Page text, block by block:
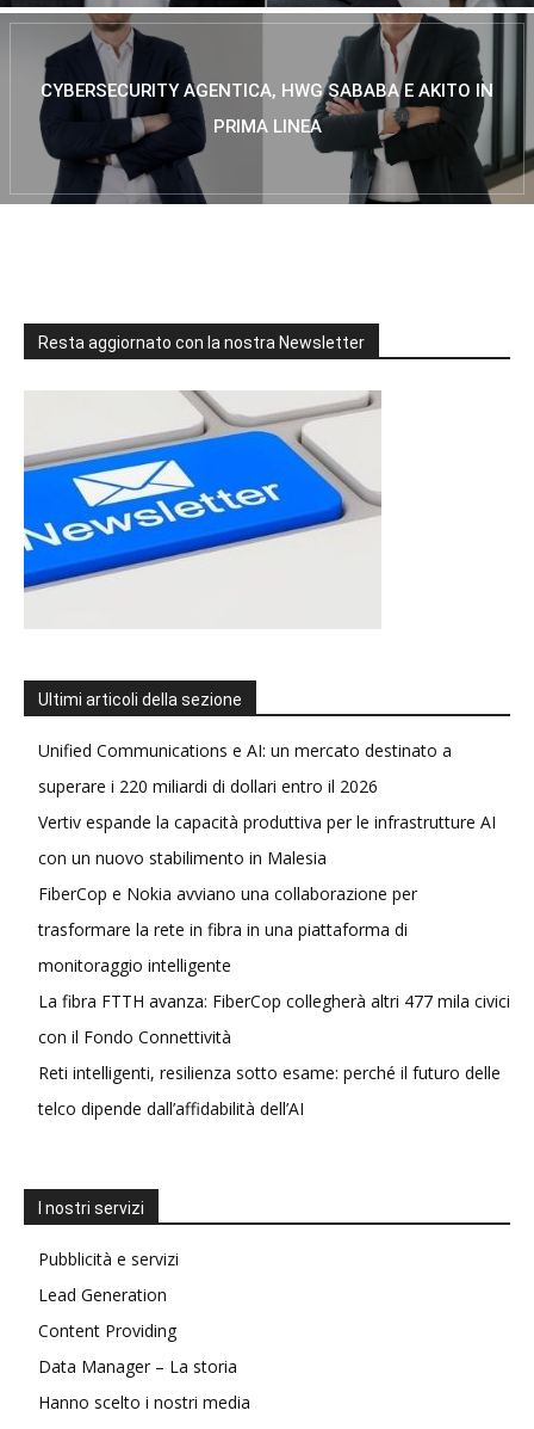
CYBERSECURITY AGENTICA, HWG SABABA E AKITO IN
PRIMA LINEA
Resta aggiornato con la nostra Newsletter
Ultimi articoli della sezione
Unified Communications e AI: un mercato destinato a
superare i 220 miliardi di dollari entro il 2026
Vertiv espande la capacità produttiva per le infrastrutture AI
con un nuovo stabilimento in Malesia
FiberCop e Nokia avviano una collaborazione per
trasformare la rete in fibra in una piattaforma di
monitoraggio intelligente
La fibra FTTH avanza: FiberCop collegherà altri 477 mila civici
con il Fondo Connettività
Reti intelligenti, resilienza sotto esame: perché il futuro delle
telco dipende dall’affidabilità dell’AI
I nostri servizi
Pubblicità e servizi
Lead Generation
Content Providing
Data Manager – La storia
Hanno scelto i nostri media